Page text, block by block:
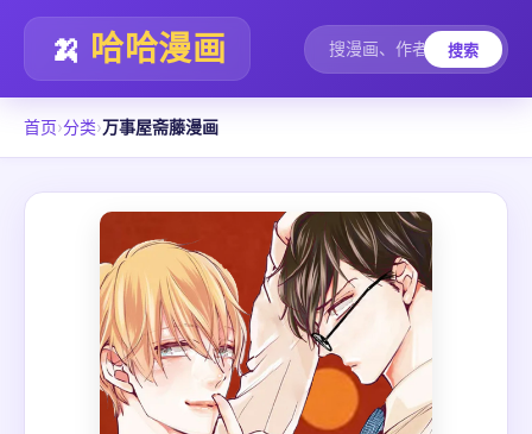
🍌 哈哈漫画 搜索
首页›分类›万事屋斋藤漫画